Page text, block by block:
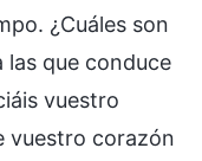
¿Cuáles son
las que conduce
vuestro
vuestro corazón